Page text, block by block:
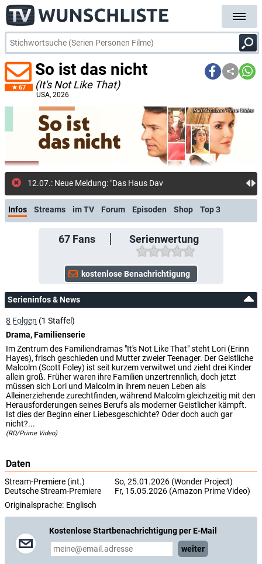
67
So ist das nicht
(It's Not Like That)
USA, 2026
Amazon Prime Video
12.07.: Neue Meldung: "Das Haus David": Prime Video
Infos Streams im TV Forum Episoden Shop Top 3
67Fans Serienwertung
Serieninfos & News
8 Folgen (1 Staffel)
Drama, Familienserie
Im Zentrum des Familiendramas "It's Not Like That" steht Lori (Erinn
Hayes), frisch geschieden und Mutter zweier Teenager. Der Geistliche
Malcolm (Scott Foley) ist seit kurzem verwitwet und zieht drei Kinder
allein groß. Früher waren ihre Familien unzertrennlich, doch jetzt
müssen sich Lori und Malcolm in ihrem neuen Leben als
Alleinerziehende zurechtfinden, während Malcolm gleichzeitig mit den
Herausforderungen seines Berufs als moderner Geistlicher kämpft.
Ist dies der Beginn einer Liebesgeschichte? Oder doch auch gar
nicht?...
(RD/Prime Video)
Daten
Stream-Premiere (int.)
So, 25.01.2026 (Wonder Project)
Deutsche Stream-Premiere
Fr, 15.05.2026 (Amazon Prime Video)
Originalsprache: Englisch
Kostenlose Startbenachrichtigung per E-Mail
weiter